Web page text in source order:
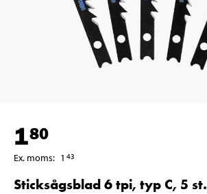
180
Ex. moms: 1 43
Sticksågsblad 6 tpi, typ C, 5 st.